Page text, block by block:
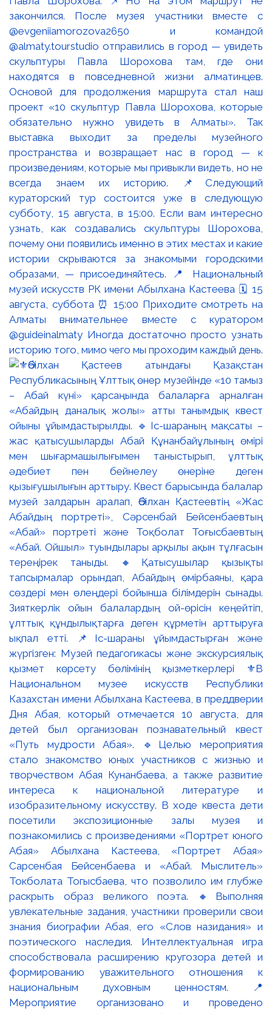
закончился. После музея участники вместе с
@evgeniiamorozova2650 и командой
@almaty.tourstudio отправились в город — увидеть
скульптуры Павла Шорохова там, где они
находятся в повседневной жизни алматинцев.
Основой для продолжения маршрута стал наш
проект «10 скульптур Павла Шорохова, которые
обязательно нужно увидеть в Алматы». Так
выставка выходит за пределы музейного
пространства и возвращает нас в город — к
произведениям, которые мы привыкли видеть, но не
всегда знаем их историю. 📌Следующий
кураторский тур состоится уже в следующую
субботу, 15 августа, в 15:00. Если вам интересно
узнать, как создавались скульптуры Шорохова,
почему они появились именно в этих местах и какие
истории скрываются за знакомыми городскими
образами, — присоединяйтесь. 📍 Национальный
музей искусств РК имени Абылхана Кастеева 🗓 15
августа, суббота ⏰ 15:00 Приходите смотреть на
Алматы внимательнее вместе с куратором
@guideinalmaty Иногда достаточно просто узнать
историю того, мимо чего мы проходим каждый день.